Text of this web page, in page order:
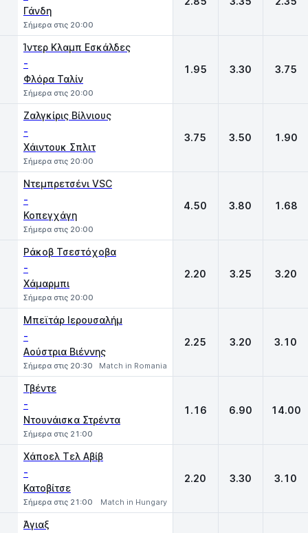
Γάνδη
Σήμερα στις 20:00
Ίντερ Κλαμπ Εσκάλδες
-
Φλόρα Ταλίν
Σήμερα στις 20:00
1.95 3.30 3.75
Ζαλγκίρις Βίλνιους
-
Χάιντουκ Σπλιτ
Σήμερα στις 20:00
3.75 3.50 1.90
Ντεμπρετσένι VSC
-
Κοπεγχάγη
Σήμερα στις 20:00
4.50 3.80 1.68
Ράκοβ Τσεστόχοβα
-
Χάμαρμπι
Σήμερα στις 20:00
2.20 3.25 3.20
Μπεϊτάρ Ιερουσαλήμ
-
Αούστρια Βιέννης
Σήμερα στις 20:30 Match in Romania
2.25 3.20 3.10
Τβέντε
-
Ντουνάισκα Στρέντα
Σήμερα στις 21:00
1.16 6.90 14.00
Χάποελ Τελ Αβίβ
-
Κατοβίτσε
Σήμερα στις 21:00 Match in Hungary
2.20 3.30 3.10
Άγιαξ